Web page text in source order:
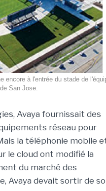
encore à l'entrée du stade de
San Jose.
Avaya fournissait des
réseau pour
la téléphonie mobile
le cloud ont modifié la
du marché des
Avaya devait sortir de